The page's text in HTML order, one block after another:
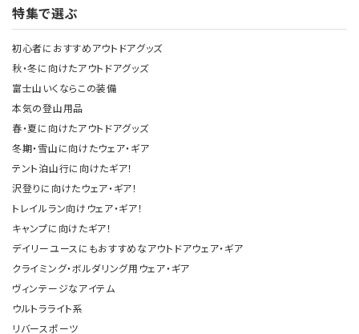
特集で選ぶ
初心者におすすめアウトドアグッズ
秋・冬に向けたアウトドアグッズ
富士山いくならこの装備
本気の登山用品
春・夏に向けたアウトドアグッズ
冬期・雪山に向けたウェア・ギア
テント泊山行に向けたギア！
沢登りに向けたウェア・ギア！
トレイルラン向けウェア・ギア！
キャンプに向けたギア！
デイリーユースにもおすすめなアウトドアウェア・ギア
クライミング・ボルダリング用ウェア・ギア
ヴィンテージなアイテム
ウルトラライト系
リバースポーツ